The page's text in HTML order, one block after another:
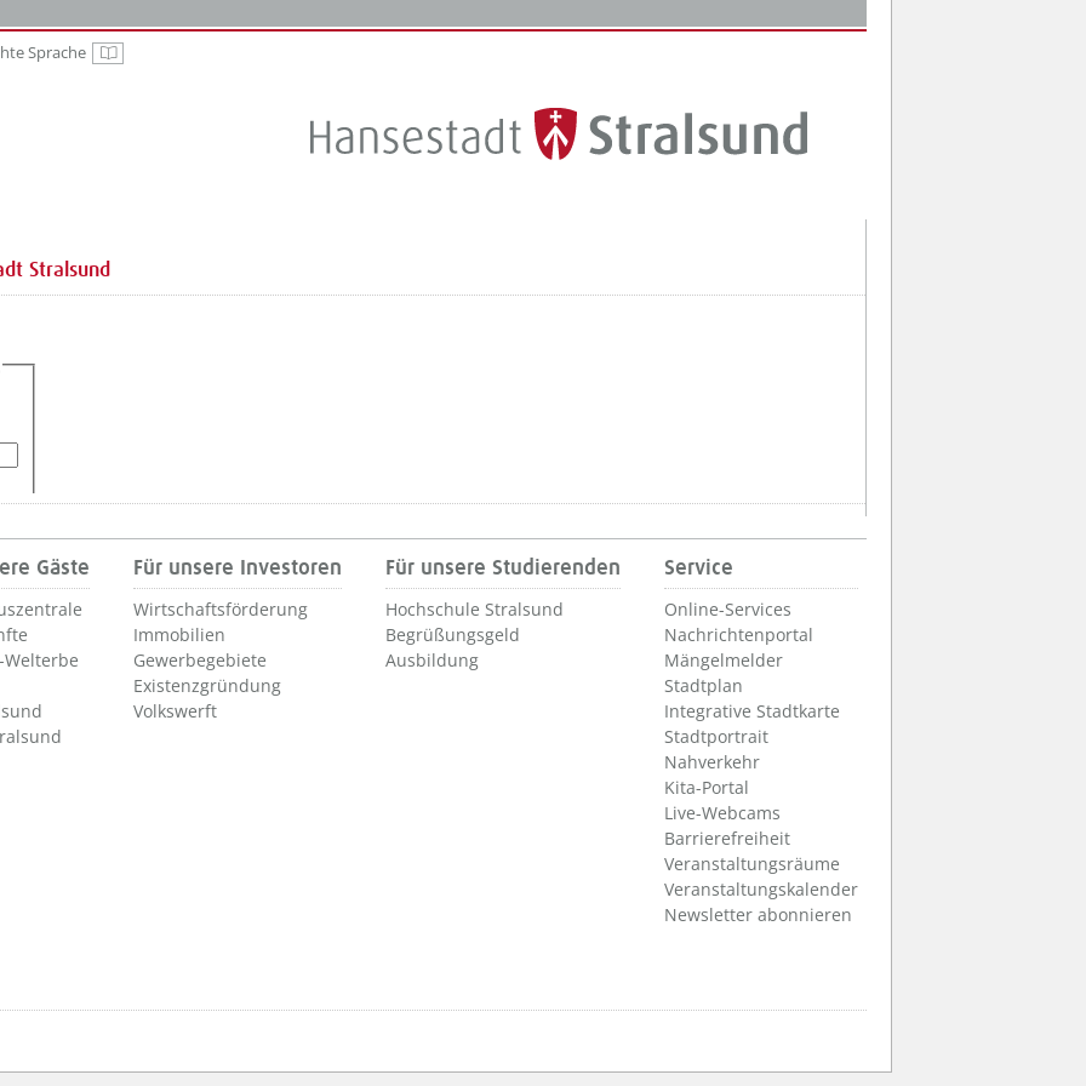
Sprache Leichte Sprache
Stralsund
Gäste
Welterbe
Für unsere Investoren
Wirtschaftsförderung
Immobilien
Gewerbegebiete
Existenzgründung
Volkswerft
Für unsere Studierenden
Hochschule Stralsund
Begrüßungsgeld
Ausbildung
Service
Online-Services
Nachrichtenportal
Mängelmelder
Stadtplan
Integrative Stadtkarte
Stadtportrait
Nahverkehr
Kita-Portal
Live-Webcams
Barrierefreiheit
Veranstaltungsräume
Veranstaltungskalender
Newsletter abonnieren